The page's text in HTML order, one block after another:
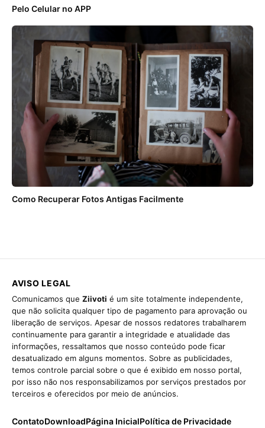
Pelo Celular no APP
Como Recuperar Fotos Antigas Facilmente
AVISO LEGAL
Comunicamos que Ziivoti é um site totalmente independente,
que não solicita qualquer tipo de pagamento para aprovação ou
liberação de serviços. Apesar de nossos redatores trabalharem
continuamente para garantir a integridade e atualidade das
informações, ressaltamos que nosso conteúdo pode ficar
desatualizado em alguns momentos. Sobre as publicidades,
temos controle parcial sobre o que é exibido em nosso portal,
por isso não nos responsabilizamos por serviços prestados por
terceiros e oferecidos por meio de anúncios.
ContatoDownloadPágina InicialPolítica de Privacidade